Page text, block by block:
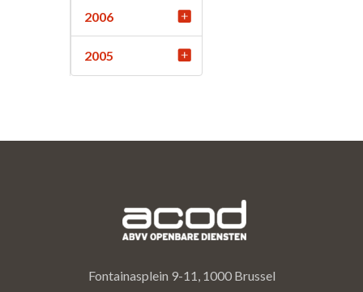
2006
2005
Fontainasplein 9-11, 1000 Brussel